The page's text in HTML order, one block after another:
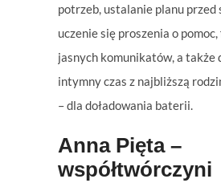
potrzeb, ustalanie planu przed
uczenie się proszenia o
jasnych komunikatów, a także
intymny czas z najbliższą
– dla doładowania baterii.
Anna Pięta –
współtwórczyni